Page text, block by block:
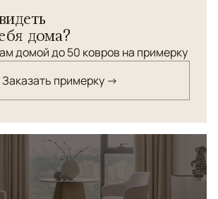
дома?
домой до 50 ковров на примерку
Заказать примерку →